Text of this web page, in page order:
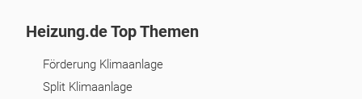
Heizung.de Top Themen
Förderung Klimaanlage
Split Klimaanlage